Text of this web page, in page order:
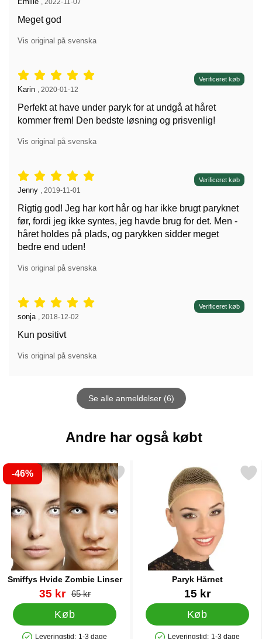
2022-11-07
Meget god
Vis original på svenska
Anmeldelser: 5 stjerne af 5, Verificeret køb
Anmeldelser af:
Karin 2020-01-12
Perfekt at have under paryk for at undgå at håret
kommer frem! Den bedste løsning og prisvenlig!
Vis original på svenska
Anmeldelser: 5 stjerne af 5, Verificeret køb
Anmeldelser af:
Jenny 2019-11-01
Rigtig god! Jeg har kort hår og har ikke brugt paryknet
før, fordi jeg ikke syntes, jeg havde brug for det. Men -
håret holdes på plads, og parykken sidder meget
bedre end uden!
Vis original på svenska
Anmeldelser: 5 stjerne af 5, Verificeret køb
Anmeldelser af:
sonja 2018-12-02
Kun positivt
Vis original på svenska
Se alle anmeldelser (6)
Andre har også købt
-46%
Smiffys Hvide Zombie Linser
Varenr 9398
pris
35 kr pris
65 kr
Køb
Leveringstid: 1-3 dage
Markér smiffys Hvide Zombie Linser som favorit
Paryk Hårnet
15 kr
Køb
Leveringstid: 1-3 dage
Markér paryk